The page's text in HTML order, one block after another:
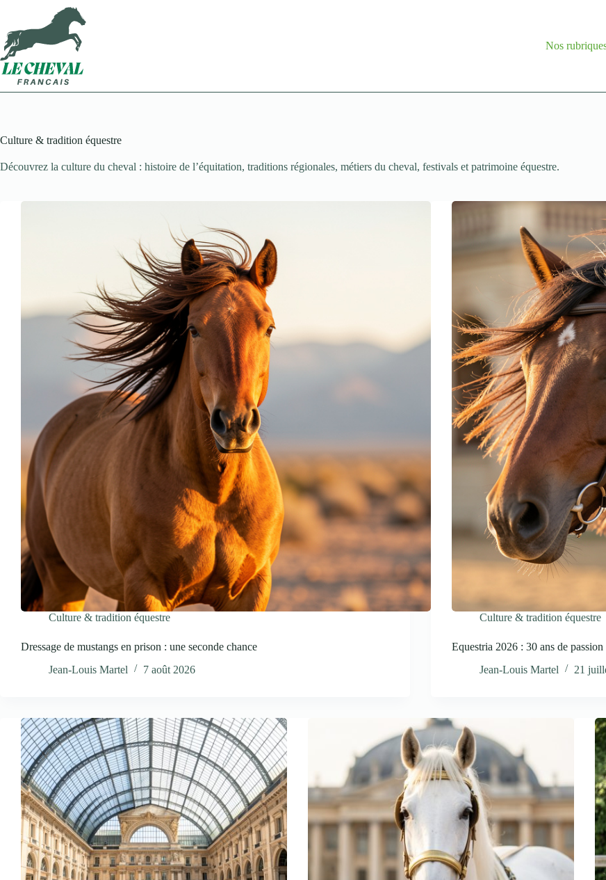
contenu
Nos
Culture & tradition équestre
Découvrez la culture du cheval : histoire de l’équitation, traditions régionales, métiers du cheval, festivals et patrimoine équestre.
Culture & tradition équestre
Dressage de mustangs en prison : une seconde chance
Jean-Louis Martel
7 août 2026
Culture & tradition équestre
Equestria 2026 : 30 ans de passion
Jean-Louis Martel
21